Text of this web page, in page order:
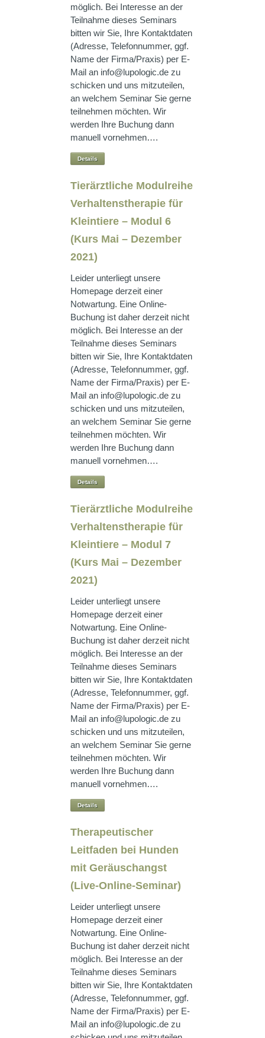
möglich. Bei Interesse an der
Teilnahme dieses Seminars
bitten wir Sie, Ihre Kontaktdaten
(Adresse, Telefonnummer, ggf.
Name der Firma/Praxis) per E-
Mail an info@lupologic.de zu
schicken und uns mitzuteilen,
an welchem Seminar Sie gerne
teilnehmen möchten. Wir
werden Ihre Buchung dann
manuell vornehmen….
Details
Tierärztliche Modulreihe
Verhaltenstherapie für
Kleintiere – Modul 6
(Kurs Mai – Dezember
2021)
Leider unterliegt unsere
Homepage derzeit einer
Notwartung. Eine Online-
Buchung ist daher derzeit nicht
möglich. Bei Interesse an der
Teilnahme dieses Seminars
bitten wir Sie, Ihre Kontaktdaten
(Adresse, Telefonnummer, ggf.
Name der Firma/Praxis) per E-
Mail an info@lupologic.de zu
schicken und uns mitzuteilen,
an welchem Seminar Sie gerne
teilnehmen möchten. Wir
werden Ihre Buchung dann
manuell vornehmen….
Details
Tierärztliche Modulreihe
Verhaltenstherapie für
Kleintiere – Modul 7
(Kurs Mai – Dezember
2021)
Leider unterliegt unsere
Homepage derzeit einer
Notwartung. Eine Online-
Buchung ist daher derzeit nicht
möglich. Bei Interesse an der
Teilnahme dieses Seminars
bitten wir Sie, Ihre Kontaktdaten
(Adresse, Telefonnummer, ggf.
Name der Firma/Praxis) per E-
Mail an info@lupologic.de zu
schicken und uns mitzuteilen,
an welchem Seminar Sie gerne
teilnehmen möchten. Wir
werden Ihre Buchung dann
manuell vornehmen….
Details
Therapeutischer
Leitfaden bei Hunden
mit Geräuschangst
(Live-Online-Seminar)
Leider unterliegt unsere
Homepage derzeit einer
Notwartung. Eine Online-
Buchung ist daher derzeit nicht
möglich. Bei Interesse an der
Teilnahme dieses Seminars
bitten wir Sie, Ihre Kontaktdaten
(Adresse, Telefonnummer, ggf.
Name der Firma/Praxis) per E-
Mail an info@lupologic.de zu